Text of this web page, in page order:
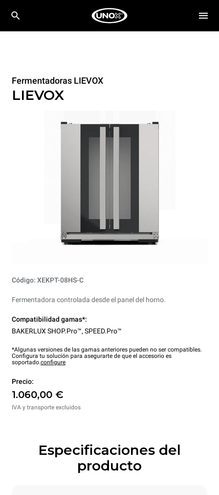
Fermentadoras LIEVOX
LIEVOX
Código: XEKPT-08HS-C
Fermentadora controlada desde el panel del horno.
Compatibilidad gamas*:
BAKERLUX SHOP.Pro™, SPEED.Pro™
*Algunas versiones de las gamas anteriores pueden no ser compatibles.
Configura tu solución para asegurarte de que el accesorio es
soportado.configure
Precio:
1.060,00 €
IVA y transporte excluidos
Especificaciones del
producto